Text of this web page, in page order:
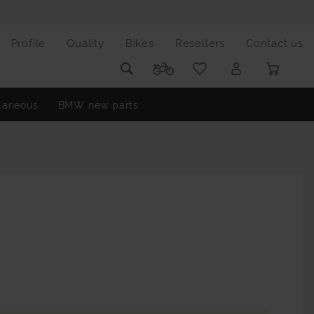
Profile Quality Bikes Resellers Contact us
BMW new parts